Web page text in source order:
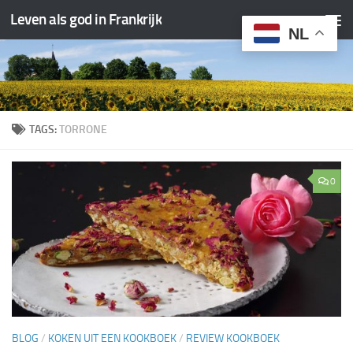
Doorgaan naar inhoud
Leven als god in Frankrijk
TAGS:TORRONE
0
BLOG / KOKEN UIT EEN KOOKBOEK/ REVIEW KOOKBOEK
NL